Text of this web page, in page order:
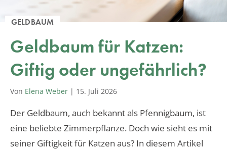
GELDBAUM
Geldbaum für Katzen:
Giftig oder ungefährlich?
Von Elena Weber | 15. Juli 2026
Der Geldbaum, auch bekannt als Pfennigbaum, ist
eine beliebte Zimmerpflanze. Doch wie sieht es mit
seiner Giftigkeit für Katzen aus? In diesem Artikel